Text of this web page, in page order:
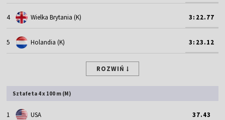
4 Wielka Brytania (K) 3:22.77
5 Holandia (K) 3:23.12
ROZWIŃ
Sztafeta 4 x 100 m (M)
1 USA 37.43